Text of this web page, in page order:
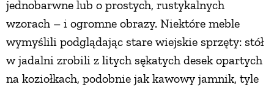
jednobarwne lub o prostych, rustykalnych
wzorach – i ogromne obrazy. Niektóre meble
wymyślili podglądając stare wiejskie sprzęty: stół
w jadalni zrobili z litych sękatych desek opartych
na koziołkach, podobnie jak kawowy jamnik, tyle